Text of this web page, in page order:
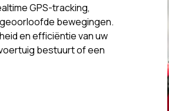
GPS-tracking,
bewegingen.
en efficiëntie van uw
bestuurt of een